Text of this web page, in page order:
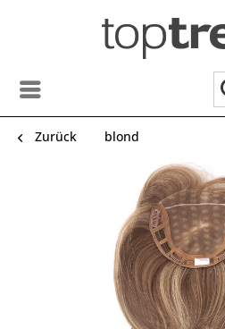
Zurück blond